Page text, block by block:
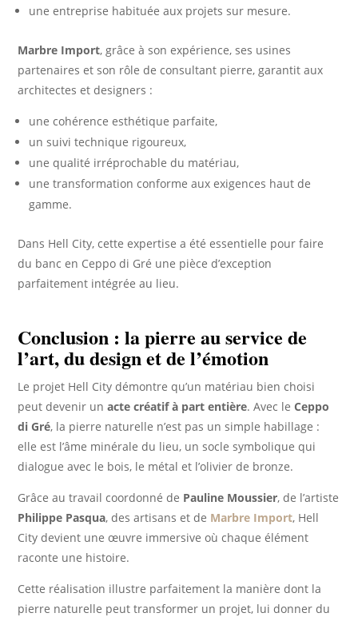
une entreprise habituée aux projets sur mesure.
Marbre Import, grâce à son expérience, ses usines
partenaires et son rôle de consultant pierre, garantit aux
architectes et designers :
une cohérence esthétique parfaite,
un suivi technique rigoureux,
une qualité irréprochable du matériau,
une transformation conforme aux exigences haut de
gamme.
Dans Hell City, cette expertise a été essentielle pour faire
du banc en Ceppo di Gré une pièce d’exception
parfaitement intégrée au lieu.
Conclusion : la pierre au service de
l’art, du design et de l’émotion
Le projet Hell City démontre qu’un matériau bien choisi
peut devenir unacte créatif à part entière. Avec leCeppo
di Gré, la pierre naturelle n’est pas un simple habillage :
elle est l’âme minérale du lieu, un socle symbolique qui
dialogue avec le bois, le métal et l’olivier de bronze.
Grâce au travail coordonné de Pauline Moussier, de l’artiste
Philippe Pasqua, des artisans et de Marbre Import, Hell
City devient une œuvre immersive où chaque élément
raconte une histoire.
Cette réalisation illustre parfaitement la manière dont la
pierre naturelle peut transformer un projet, lui donner du